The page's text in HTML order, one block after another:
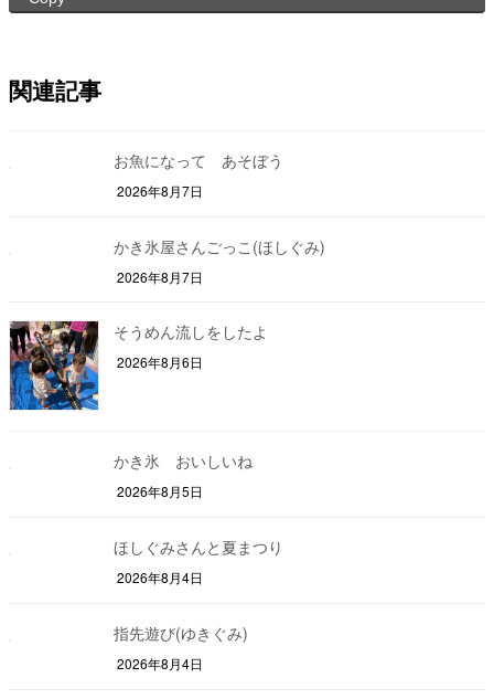
関連記事
お魚になって あそぼう
2026年8月7日
かき氷屋さんごっこ(ほしぐみ)
2026年8月7日
そうめん流しをしたよ
2026年8月6日
かき氷 おいしいね
2026年8月5日
ほしぐみさんと夏まつり
2026年8月4日
指先遊び(ゆきぐみ)
2026年8月4日